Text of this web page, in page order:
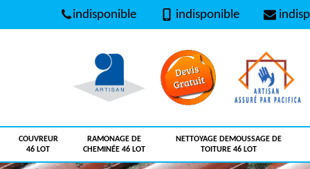
indisponible indisponible
COUVREUR
46 LOT
RAMONAGE DE
CHEMINÉE 46 LOT
NETTOYAGE DEMOUSSAGE DE
TOITURE 46 LOT